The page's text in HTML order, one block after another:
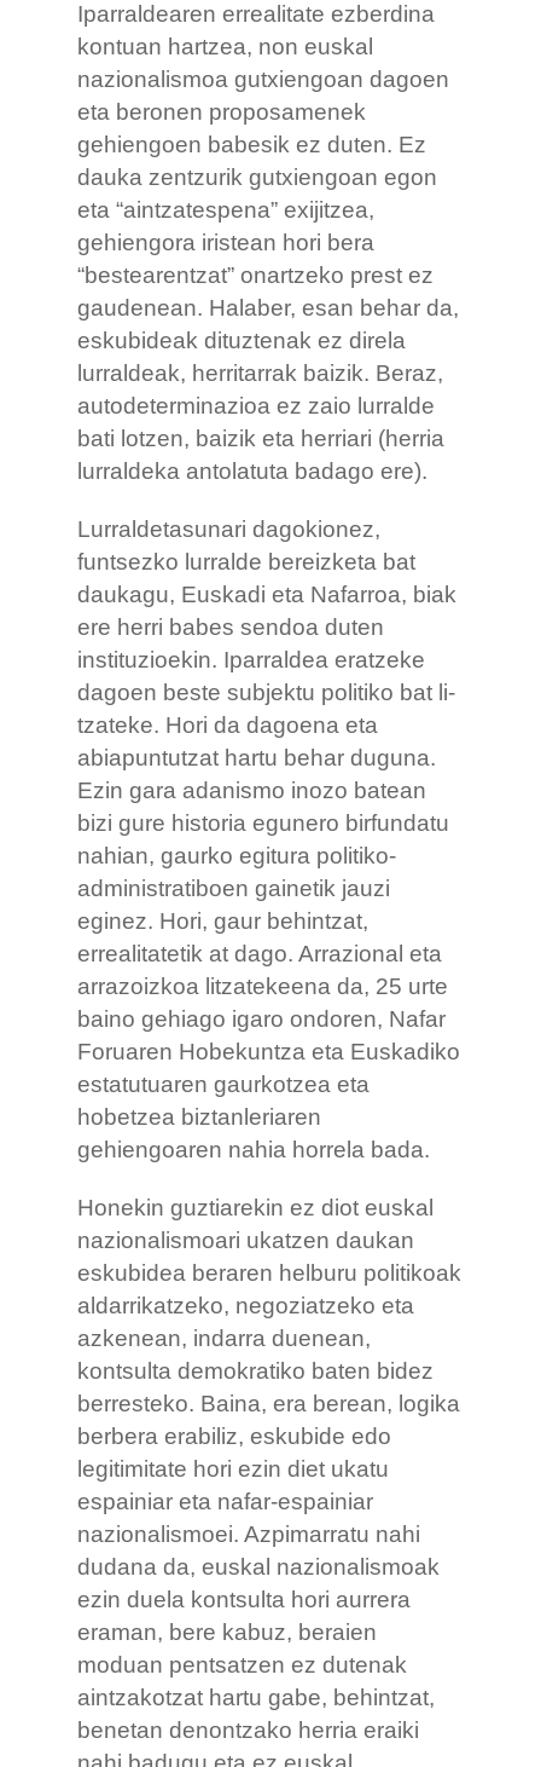
Iparraldearen errealitate ezberdina
kontuan hartzea, non euskal
nazionalismoa gutxiengoan dagoen
eta beronen proposamenek
gehiengoen babesik ez duten. Ez
dauka zentzurik gutxiengoan egon
eta “aintzatespena” exijitzea,
gehiengora iristean hori bera
“bestearentzat” onartzeko prest ez
gaudenean. Halaber, esan behar da,
eskubideak dituztenak ez direla
lurraldeak, herritarrak baizik. Beraz,
autodeterminazioa ez zaio lurralde
bati lotzen, baizik eta herriari (herria
lurraldeka antolatuta badago ere).
Lurraldetasunari dagokionez,
funtsezko lurralde bereizketa bat
daukagu, Euskadi eta Nafarroa, biak
ere herri babes sendoa duten
instituzioekin. Iparraldea eratzeke
dagoen beste subjektu politiko bat li-
tzateke. Hori da dagoena eta
abiapuntutzat hartu behar duguna.
Ezin gara adanismo inozo batean
bizi gure historia egunero birfundatu
nahian, gaurko egitura politiko-
administratiboen gainetik jauzi
eginez. Hori, gaur behintzat,
errealitatetik at dago. Arrazional eta
arrazoizkoa litzatekeena da, 25 urte
baino gehiago igaro ondoren, Nafar
Foruaren Hobekuntza eta Euskadiko
estatutuaren gaurkotzea eta
hobetzea biztanleriaren
gehiengoaren nahia horrela bada.
Honekin guztiarekin ez diot euskal
nazionalismoari ukatzen daukan
eskubidea beraren helburu politikoak
aldarrikatzeko, negoziatzeko eta
azkenean, indarra duenean,
kontsulta demokratiko baten bidez
berresteko. Baina, era berean, logika
berbera erabiliz, eskubide edo
legitimitate hori ezin diet ukatu
espainiar eta nafar-espainiar
nazionalismoei. Azpimarratu nahi
dudana da, euskal nazionalismoak
ezin duela kontsulta hori aurrera
eraman, bere kabuz, beraien
moduan pentsatzen ez dutenak
aintzakotzat hartu gabe, behintzat,
benetan denontzako herria eraiki